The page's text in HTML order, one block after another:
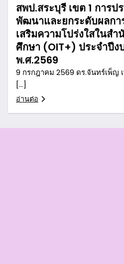
สพป.สระบุรี เขต 1 การ
พัฒนาและยกระดับผลกา
เสริมความโปร่งใสในส
ศึกษา (OIT+) ประจำปี
พ.ศ.2569
9 กรกฎาคม 2569 ดร.จันทร์เพ็ญ
[…]
อ่านต่อ